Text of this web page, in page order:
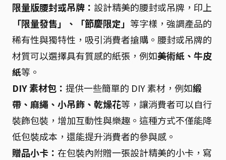
限量版腰封或吊牌： 設計精美的腰封或吊牌，印上
「限量發售」、「節慶限定」 等字樣，強調產品的
稀有性與獨特性，吸引消費者搶購。腰封或吊牌的
材質可以選擇具有質感的紙張，例如美術紙、牛皮
紙等。
DIY 素材包： 提供一些簡單的 DIY 素材，例如緞
帶、麻繩、小吊飾、乾燥花等，讓消費者可以自行
裝飾包裝，增加互動性與樂趣。這種方式不僅能降
低包裝成本，還能提升消費者的參與感。
贈品小卡： 在包裝內附贈一張設計精美的小卡，寫